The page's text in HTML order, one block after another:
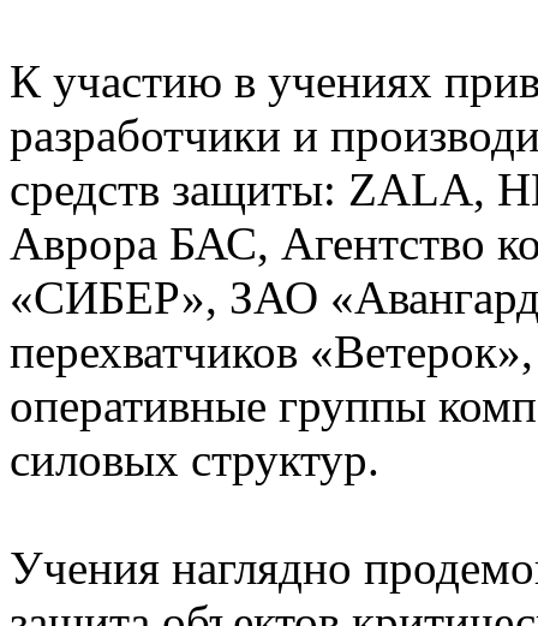
К участию в учениях
разработчики и
средств защиты: ZALA,
Аврора БАС, Агентство
«СИБЕР», ЗАО
перехватчиков
оперативные группы
силовых структур.
Учения наглядно